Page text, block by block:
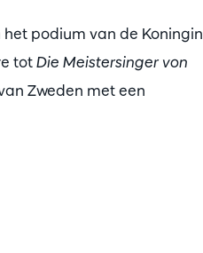
podium van de Koningin
totDie Meistersinger von
Zweden met een